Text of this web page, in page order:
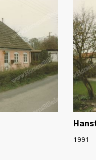
1991